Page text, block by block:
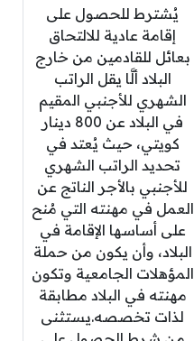
يُشترط للحصول على
إقامة عادية للالتحاق
بعائل للقادمين من خارج
البلاد ألَّا يقل الراتب
الشهري للأجنبي المقيم
في البلاد عن 800 دينار
كويتي، حيث يُعتد في
تحديد الراتب الشهري
للأجنبي بالأجر الناتج عن
العمل في مهنته التي مُنح
على أساسها الإقامة في
البلاد، وأن يكون من حملة
المؤهلات الجامعية وتكون
مهنته في البلاد مطابقة
لذات تخصصه.يستثنى